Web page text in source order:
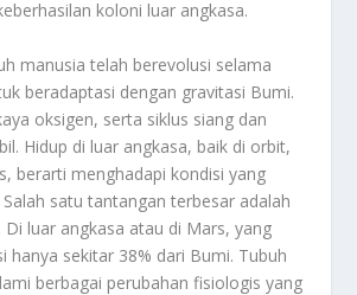
koloni luar angkasa.
manusia telah berevolusi selama
beradaptasi dengan gravitasi Bumi.
oksigen, serta siklus siang dan
Hidup di luar angkasa, baik di orbit,
berarti menghadapi kondisi yang
satu tantangan terbesar adalah
Di luar angkasa atau di Mars, yang
hanya sekitar 38% dari Bumi. Tubuh
berbagai perubahan fisiologis yang